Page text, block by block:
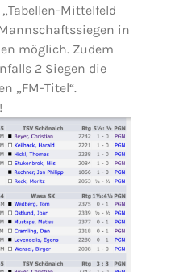
Mittelfeld
in
möglich. Zudem
2 Siegen die
„FM-Titel“.